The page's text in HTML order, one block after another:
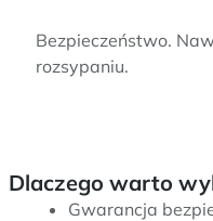
Bezpieczeństwo.
rozsypaniu.
Dlaczego warto
Gwarancja